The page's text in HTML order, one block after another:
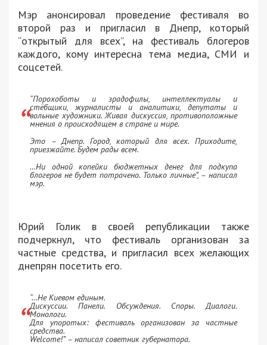
Мэр анонсировал проведение фестиваля во
второй раз и пригласил в Днепр, который
“открытый для всех”, на фестиваль блогеров
каждого, кому интересна тема медиа, СМИ и
соцсетей.
“Порохоботы и зрадофилы, интеллектуалы и
стёбщики, журналисты и аналитики, депутаты и
вольные художники. Живая дискуссия, противоположные
мнения о происходящем в стране и мире.
Это – Днепр. Город, который для всех. Приходите,
приезжайте. Будем рады всем.
…Ни одной копейки бюджетных денег для подкупа
блогеров не будет потрачено. Только личные”, – написал
мэр.
Юрий Голик в своей републикации также
подчеркнул, что фестиваль организован за
частные средства, и пригласил всех желающих
днепрян посетить его.
“…Не Киевом единым.
Дискуссии. Панели. Обсуждения. Споры. Диалоги.
Монологи.
Для упоротых: фестиваль организован за частные
средства.
Welcome!” – написал советник губернатора.